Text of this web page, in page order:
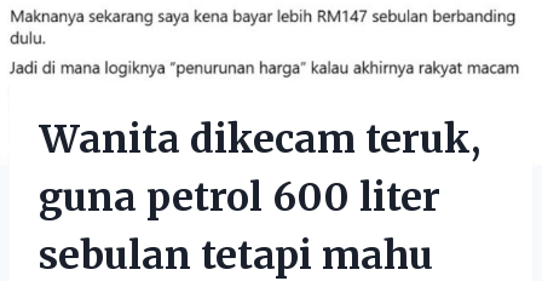
Wanita dikecam teruk,
guna petrol 600 liter
sebulan tetapi mahu